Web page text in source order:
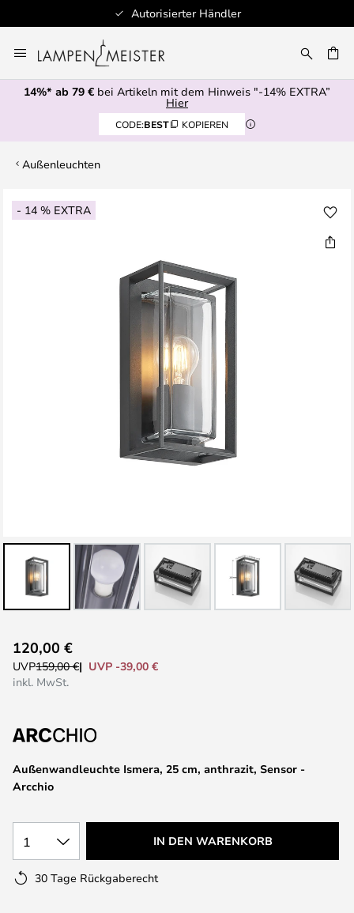
Autorisierter Händler
Inhalt
springen
14%* ab 79 € bei Artikeln mit dem Hinweis "-14% EXTRA”
Hier
CODE:BEST KOPIEREN
Außenleuchten
- 14 % EXTRA
Zum
Ende
Anfang
der
Außenwandleuchte Ismera, 25 cm, anthrazit, Sensor -
Arcchio
120,00 €
UVP159,00 €
UVP -39,00 €
inkl. MwSt.
1 IN DEN WARENKORB
30 Tage Rückgaberecht